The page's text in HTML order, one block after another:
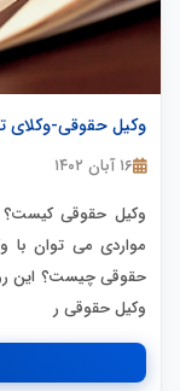
وکیل حقوقی-وکلای
۱۶ آبان ۱۴۰۲
وکیل حقوقی کیست؟
مواردی می توان با
حقوقی چیست؟ این
وکیل حقوقی ر